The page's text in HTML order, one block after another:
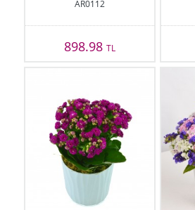
AR0112
898.98TL